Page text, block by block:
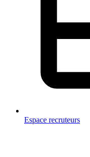
Espace recruteurs